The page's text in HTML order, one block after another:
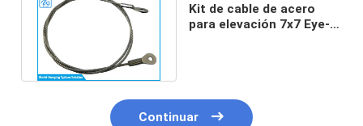
Kit de cable de acero
para elevación 7x7 Eye-
Continuar